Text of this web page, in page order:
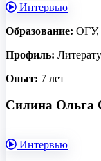
Интервью
Образование: ОГУ,
Профиль:
Опыт: 7 лет
Силина Ольга
Интервью